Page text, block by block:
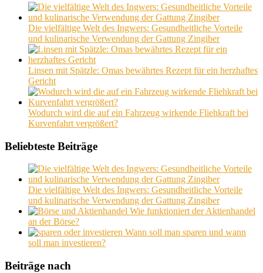
Die vielfältige Welt des Ingwers: Gesundheitliche Vorteile
und kulinarische Verwendung der Gattung Zingiber
Linsen mit Spätzle: Omas bewährtes Rezept für ein herzhaftes
Gericht
Wodurch wird die auf ein Fahrzeug wirkende Fliehkraft bei
Kurvenfahrt vergrößert?
Beliebteste Beiträge
Die vielfältige Welt des Ingwers: Gesundheitliche Vorteile
und kulinarische Verwendung der Gattung Zingiber
Wie funktioniert der Aktienhandel
an der Börse?
Wann soll man sparen und wann
soll man investieren?
Beiträge nach